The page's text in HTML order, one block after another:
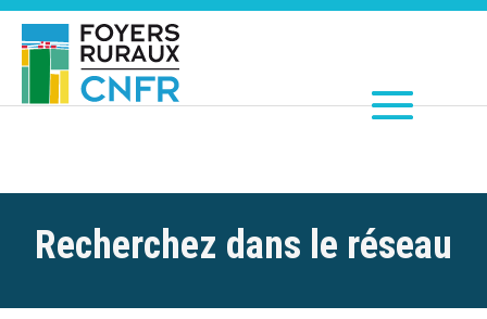
Recherchez dans le réseau